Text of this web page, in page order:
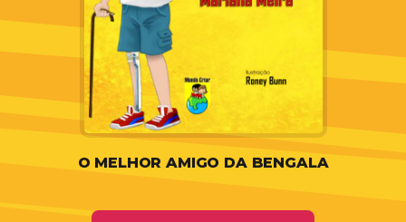
O MELHOR AMIGO DA BENGALA